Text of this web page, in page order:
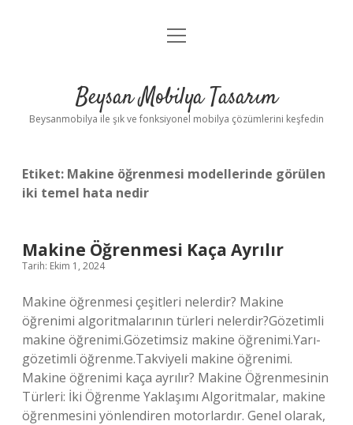
Anasayfa
Yasal Uyarı
menüyü
Beysan Mobilya Tasarım
Beysanmobilya ile şık ve fonksiyonel mobilya çözümlerini keşfedin
Etiket: Makine öğrenmesi modellerinde görülen
iki temel hata nedir
Makine Öğrenmesi Kaça Ayrılır
Tarih: Ekim 1, 2024
Makine öğrenmesi çeşitleri nelerdir? Makine
öğrenimi algoritmalarının türleri nelerdir?Gözetimli
makine öğrenimi.Gözetimsiz makine öğrenimi.Yarı-
gözetimli öğrenme.Takviyeli makine öğrenimi.
Makine öğrenimi kaça ayrılır? Makine Öğrenmesinin
Türleri: İki Öğrenme Yaklaşımı Algoritmalar, makine
öğrenmesini yönlendiren motorlardır. Genel olarak,